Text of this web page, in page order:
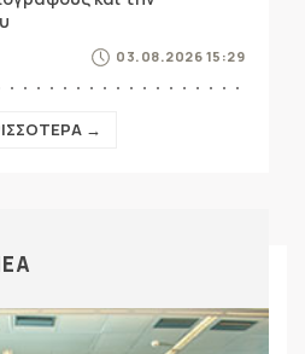
03.08.2026 15:29
→